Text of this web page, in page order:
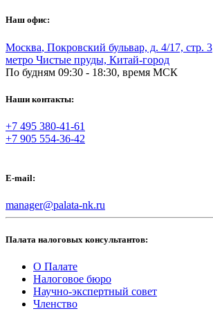
Наш офис:
Москва, Покровский бульвар, д. 4/17, стр. 3
метро Чистые пруды, Китай-город
По будням 09:30 - 18:30, время МСК
Наши контакты:
+7 495 380-41-61
+7 905 554-36-42
E-mail:
manager@palata-nk.ru
Палата налоговых консультантов:
О Палате
Налоговое бюро
Научно-экспертный совет
Членство